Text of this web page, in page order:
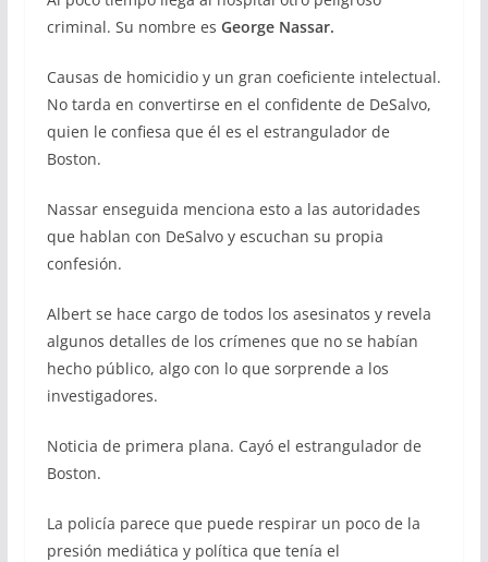
criminal. Su nombre es George Nassar.
Causas de homicidio y un gran coeficiente intelectual.
No tarda en convertirse en el confidente de DeSalvo,
quien le confiesa que él es el estrangulador de
Boston.
Nassar enseguida menciona esto a las autoridades
que hablan con DeSalvo y escuchan su propia
confesión.
Albert se hace cargo de todos los asesinatos y revela
algunos detalles de los crímenes que no se habían
hecho público, algo con lo que sorprende a los
investigadores.
Noticia de primera plana. Cayó el estrangulador de
Boston.
La policía parece que puede respirar un poco de la
presión mediática y política que tenía el